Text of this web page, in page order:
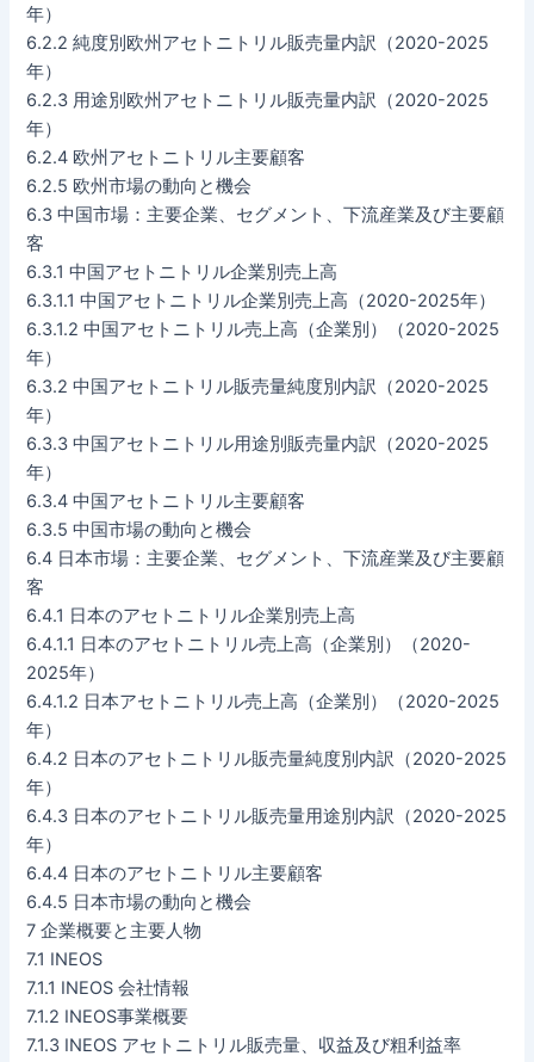
年）
6.2.2 純度別欧州アセトニトリル販売量内訳（2020-2025
年）
6.2.3 用途別欧州アセトニトリル販売量内訳（2020-2025
年）
6.2.4 欧州アセトニトリル主要顧客
6.2.5 欧州市場の動向と機会
6.3 中国市場：主要企業、セグメント、下流産業及び主要顧
客
6.3.1 中国アセトニトリル企業別売上高
6.3.1.1 中国アセトニトリル企業別売上高（2020-2025年）
6.3.1.2 中国アセトニトリル売上高（企業別）（2020-2025
年）
6.3.2 中国アセトニトリル販売量純度別内訳（2020-2025
年）
6.3.3 中国アセトニトリル用途別販売量内訳（2020-2025
年）
6.3.4 中国アセトニトリル主要顧客
6.3.5 中国市場の動向と機会
6.4 日本市場：主要企業、セグメント、下流産業及び主要顧
客
6.4.1 日本のアセトニトリル企業別売上高
6.4.1.1 日本のアセトニトリル売上高（企業別）（2020-
2025年）
6.4.1.2 日本アセトニトリル売上高（企業別）（2020-2025
年）
6.4.2 日本のアセトニトリル販売量純度別内訳（2020-2025
年）
6.4.3 日本のアセトニトリル販売量用途別内訳（2020-2025
年）
6.4.4 日本のアセトニトリル主要顧客
6.4.5 日本市場の動向と機会
7 企業概要と主要人物
7.1 INEOS
7.1.1 INEOS 会社情報
7.1.2 INEOS事業概要
7.1.3 INEOS アセトニトリル販売量、収益及び粗利益率